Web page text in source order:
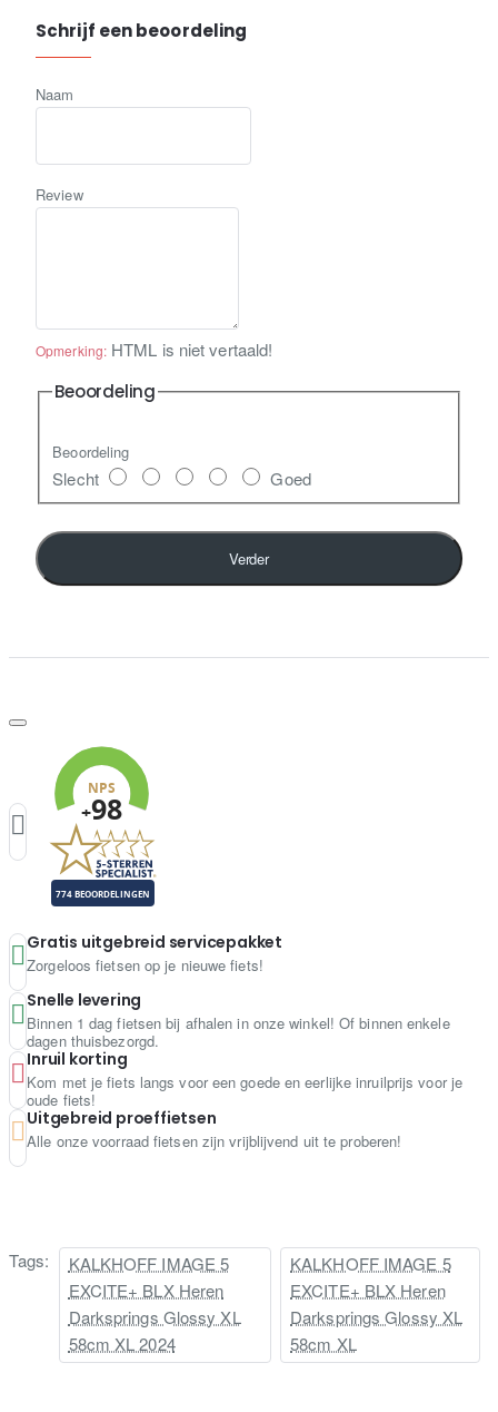
Schrijf een beoordeling
Naam
Review
Opmerking: HTML is niet vertaald!
Beoordeling
Beoordeling
Slecht Goed
Verder
Gratis uitgebreid servicepakket
Zorgeloos fietsen op je nieuwe fiets!
Snelle levering
Binnen 1 dag fietsen bij afhalen in onze winkel! Of binnen enkele
dagen thuisbezorgd.
Inruil korting
Kom met je fiets langs voor een goede en eerlijke inruilprijs voor je
oude fiets!
Uitgebreid proeffietsen
Alle onze voorraad fietsen zijn vrijblijvend uit te proberen!
Tags:
KALKHOFF IMAGE 5
EXCITE+ BLX Heren
Darksprings Glossy XL
58cm XL 2024
KALKHOFF IMAGE 5
EXCITE+ BLX Heren
Darksprings Glossy XL
58cm XL